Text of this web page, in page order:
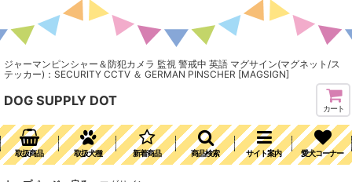
ジャーマンピンシャー＆防犯カメラ 監視 警戒中 英語 マグサイン(マグネット/ス
テッカー)：SECURITY CCTV ＆ GERMAN PINSCHER [MAGSIGN]
DOG SUPPLY DOT
カート
取扱商品 取扱犬種 新着商品 商品検索 サイト案内 愛犬コーナー